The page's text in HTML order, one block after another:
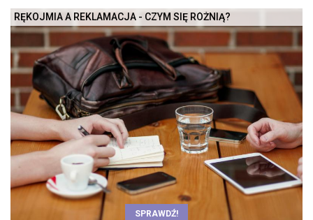
RĘKOJMIA A REKLAMACJA - CZYM SIĘ RÓŻNIĄ?
SPRAWDŹ!